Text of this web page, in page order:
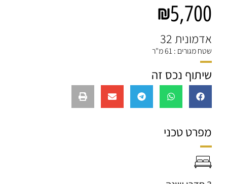
5,700
אדמונית 32
שטח מגורים : 61 מ"ר
שיתוף נכס זה
מפרט טכני